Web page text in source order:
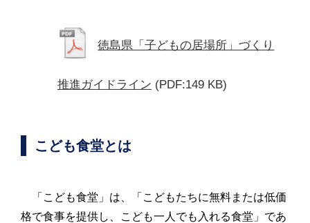
徳島県「子どもの居場所」づくり
推進ガイドライン (PDF:149 KB)
こども食堂とは
「こども食堂」は、「こどもたちに無料または低価
格で食事を提供し、こども一人でも入れる食堂」であ